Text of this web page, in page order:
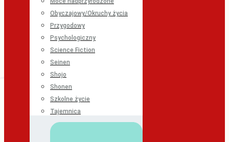
Obyczajowy/Okruchy życia
Przygodowy
Psychologiczny
Science Fiction
Seinen
Shojo
Shonen
Szkolne życie
Tajemnica